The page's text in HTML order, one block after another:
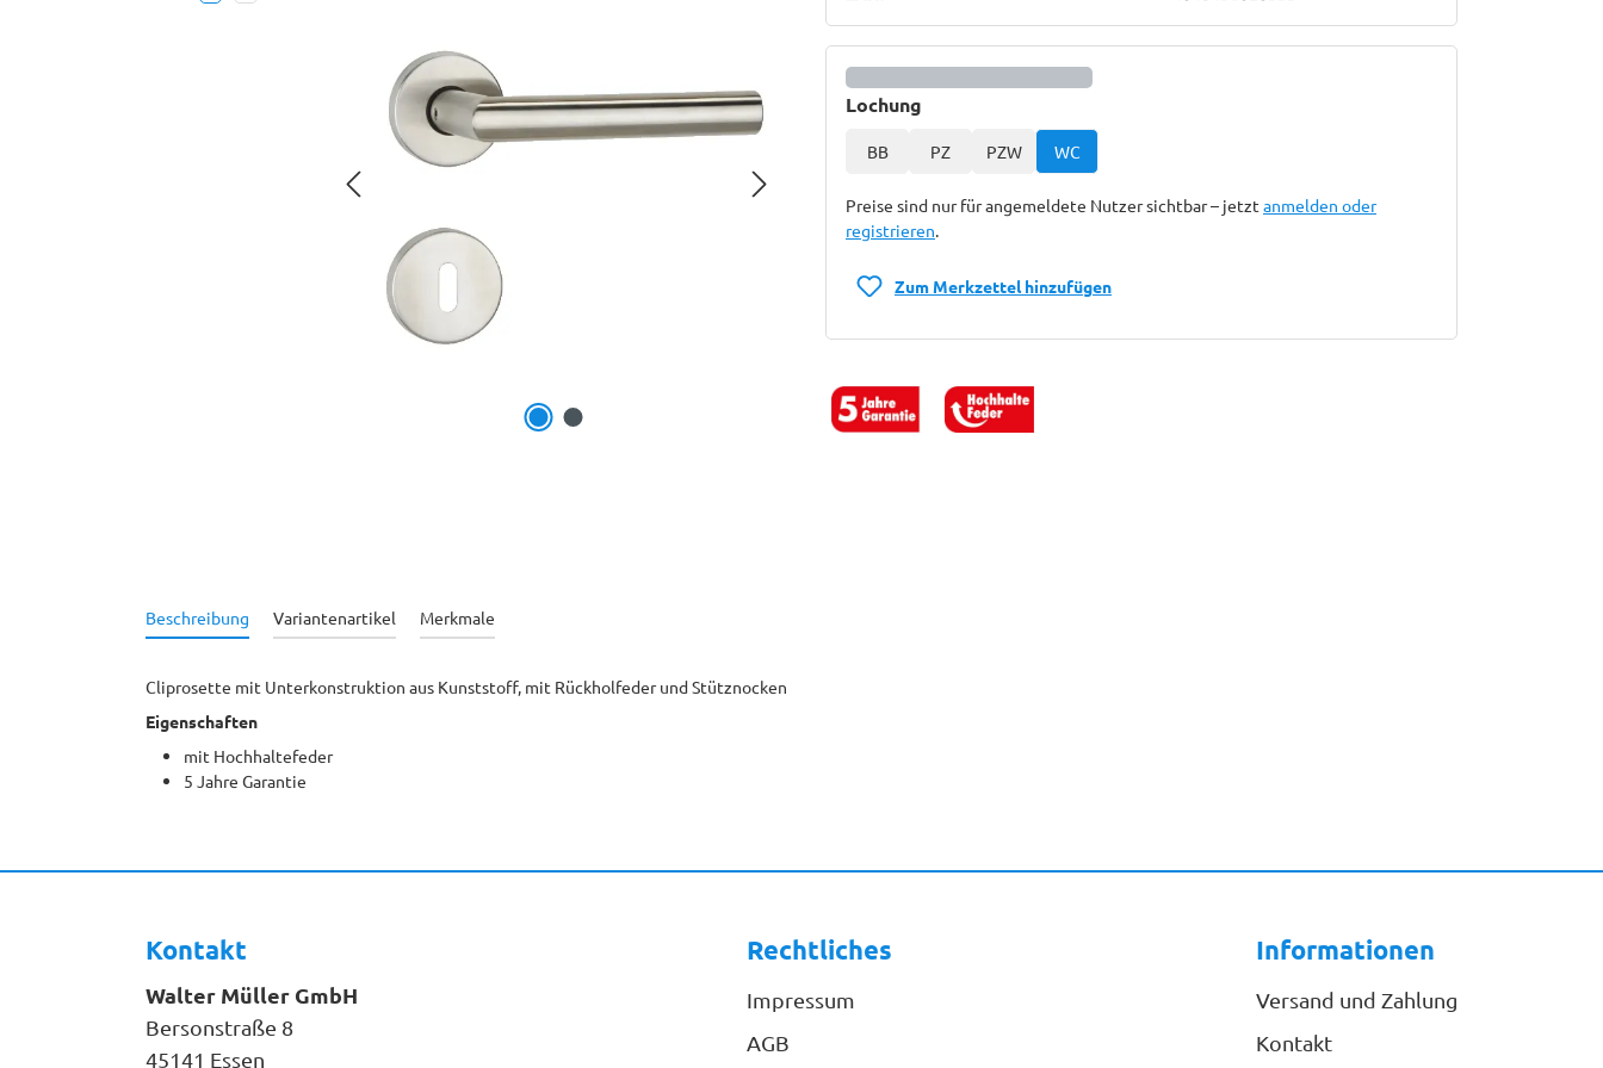
Lochung
BB PZ PZW WC
Preise sind nur für angemeldete Nutzer sichtbar – jetzt anmelden oder
registrieren.
Zum Merkzettel hinzufügen
Beschreibung Variantenartikel Merkmale
Cliprosette mit Unterkonstruktion aus Kunststoff, mit Rückholfeder und Stütznocken
Eigenschaften
mit Hochhaltefeder
5 Jahre Garantie
Kontakt
Walter Müller GmbH
Bersonstraße 8
45141 Essen
Rechtliches
Impressum
AGB
Informationen
Versand und Zahlung
Kontakt